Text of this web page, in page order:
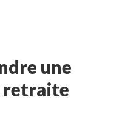
une
retraite